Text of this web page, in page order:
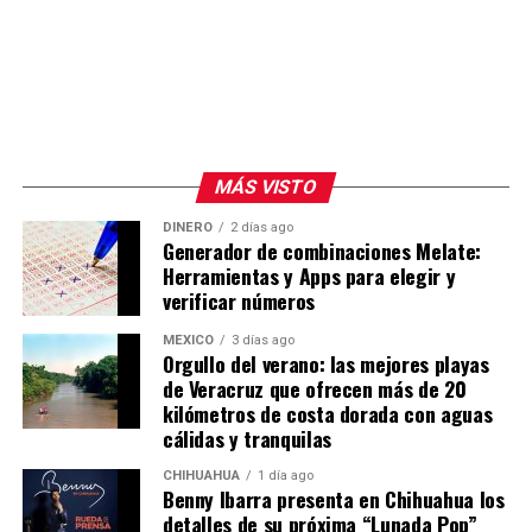
MÁS VISTO
DINERO 2 días ago
Generador de combinaciones Melate:
Herramientas y Apps para elegir y
verificar números
MÉXICO 3 días ago
Orgullo del verano: las mejores playas
de Veracruz que ofrecen más de 20
kilómetros de costa dorada con aguas
cálidas y tranquilas
CHIHUAHUA 1 día ago
Benny Ibarra presenta en Chihuahua los
detalles de su próxima “Lunada Pop”